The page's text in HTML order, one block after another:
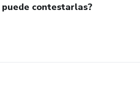
contestarlas?